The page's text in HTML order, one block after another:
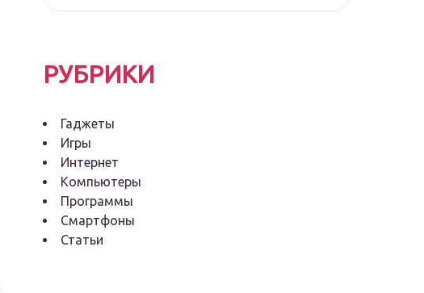
РУБРИКИ
Гаджеты
Игры
Интернет
Компьютеры
Программы
Смартфоны
Статьи